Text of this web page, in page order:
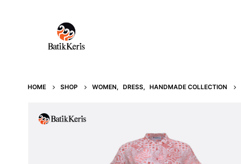
HOME SHOP WOMEN, DRESS, HANDMADE COLLECTION